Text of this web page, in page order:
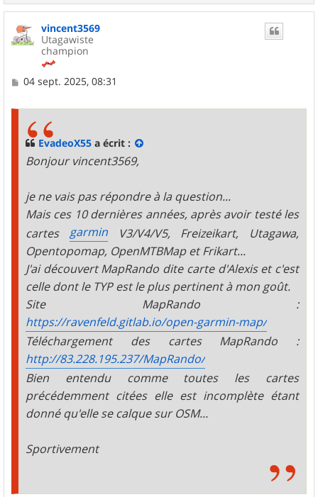
a
vincent3569
Utagawiste
champion
M
04 sept. 2025, 08:31
EvadeoX55 a écrit :
Bonjour vincent3569,
je ne vais pas répondre à la question...
Mais ces 10 dernières années, après avoir testé les
cartes garminV3/V4/V5, Freizeikart, Utagawa,
Opentopomap, OpenMTBMap et Frikart...
J'ai découvert MapRando dite carte d'Alexis et c'est
celle dont le TYP est le plus pertinent à mon goût.
Site MapRando :
https://ravenfeld.gitlab.io/open-garmin-map/
Téléchargement des cartes MapRando :
http://83.228.195.237/MapRando/
Bien entendu comme toutes les cartes
précédemment citées elle est incomplète étant
donné qu'elle se calque sur OSM...
Sportivement